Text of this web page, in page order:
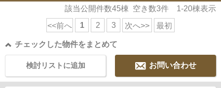
該当公開件数45棟 空き数3件 1-20棟表示
<<前へ 1 2 3 次へ>> 最初
チェックした物件をまとめて
お問い合わせ
検討リストに追加